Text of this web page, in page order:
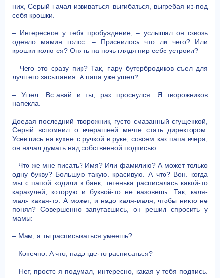
них, Серый начал извиваться, выгибаться, выгребая из-под
себя крошки.
– Интересное у тебя пробуждение, – услышал он сквозь
одеяло мамин голос. – Приснилось что ли чего? Или
крошки колются? Опять на ночь глядя пир себе устроил?
– Чего это сразу пир? Так, пару бутербродиков съел для
лучшего засыпания. А папа уже ушел?
– Ушел. Вставай и ты, раз проснулся. Я творожников
напекла.
Доедая последний творожник, густо смазанный сгущенкой,
Серый вспомнил о вчерашней мечте стать директором.
Усевшись на кухне с ручкой в руке, совсем как папа вчера,
он начал думать над собственной подписью.
– Что же мне писать? Имя? Или фамилию? А может только
одну букву? Большую такую, красивую. А что? Вон, когда
мы с папой ходили в банк, тетенька расписалась какой-то
каракулей, которую и буквой-то не назовешь. Так, каля-
маля какая-то. А может, и надо каля-маля, чтобы никто не
понял? Совершенно запутавшись, он решил спросить у
мамы:
– Мам, а ты расписываться умеешь?
– Конечно. А что, надо где-то расписаться?
– Нет, просто я подумал, интересно, какая у тебя подпись.